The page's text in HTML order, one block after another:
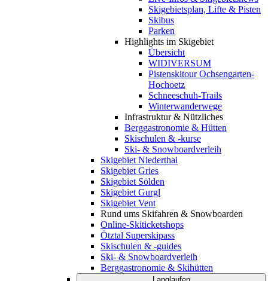
Skigebietsplan, Lifte & Pisten
Skibus
Parken
Highlights im Skigebiet
Übersicht
WIDIVERSUM
Pistenskitour Ochsengarten-
Hochoetz
Schneeschuh-Trails
Winterwanderwege
Infrastruktur & Nützliches
Berggastronomie & Hütten
Skischulen & -kurse
Ski- & Snowboardverleih
Skigebiet Niederthai
Skigebiet Gries
Skigebiet Sölden
Skigebiet Gurgl
Skigebiet Vent
Rund ums Skifahren & Snowboarden
Online-Skiticketshops
Ötztal Superskipass
Skischulen & -guides
Ski- & Snowboardverleih
Berggastronomie & Skihütten